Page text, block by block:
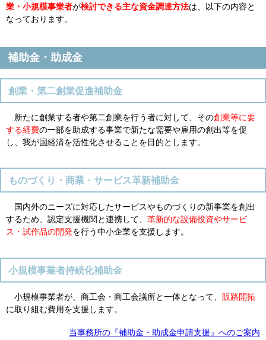
業・小規模事業者が検討できる主な資金調達方法は、以下の内容と
なっております。
補助金・助成金
創業・第二創業促進補助金
新たに創業する者や第二創業を行う者に対して、その創業等に要
する経費の一部を助成する事業で新たな需要や雇用の創出等を促
し、我が国経済を活性化させることを目的とします。
ものづくり・商業・サービス革新補助金
国内外のニーズに対応したサービスやものづくりの新事業を創出
するため、認定支援機関と連携して、 革新的な設備投資やサービ
ス・試作品の開発を行う中小企業を支援します。
小規模事業者持続化補助金
小規模事業者が、商工会・商工会議所と一体となって、 販路開拓
に取り組む費用を支援します。
当事務所の『補助金・助成金申請支援』へのご案内